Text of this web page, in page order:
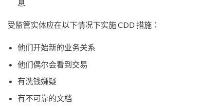
息
受监管实体应在以下情况下实施 CDD 措施：
他们开始新的业务关系
他们偶尔会看到交易
有洗钱嫌疑
有不可靠的文档